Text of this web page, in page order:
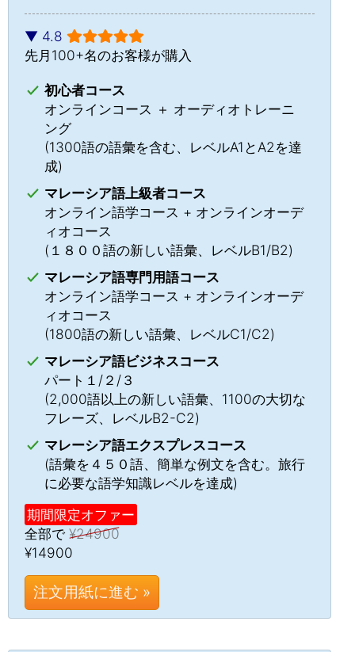
▼ 4.8
先月100+名のお客様が購入
初心者コース
オンラインコース ＋ オーディオトレーニ
ング
(1300語の語彙を含む、レベルA1とA2を達
成)
マレーシア語上級者コース
オンライン語学コース + オンラインオーデ
ィオコース
(１８００語の新しい語彙、レベルB1/B2)
マレーシア語専門用語コース
オンライン語学コース + オンラインオーデ
ィオコース
(1800語の新しい語彙、レベルC1/C2)
マレーシア語ビジネスコース
パート１/２/３
(2,000語以上の新しい語彙、1100の大切な
フレーズ、レベルB2-C2)
マレーシア語エクスプレスコース
(語彙を４５０語、簡単な例文を含む。旅行
に必要な語学知識レベルを達成)
期間限定オファー
全部で¥24900
¥14900
注文用紙に進む »